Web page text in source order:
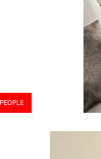
PEOPLE